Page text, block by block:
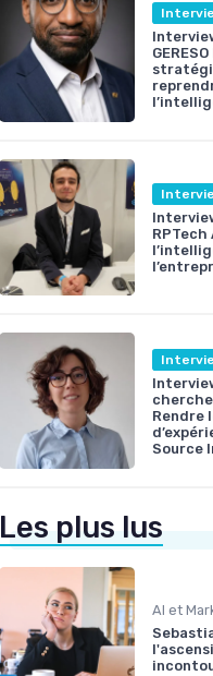
Rendre
Source
Les plus lus
AI et